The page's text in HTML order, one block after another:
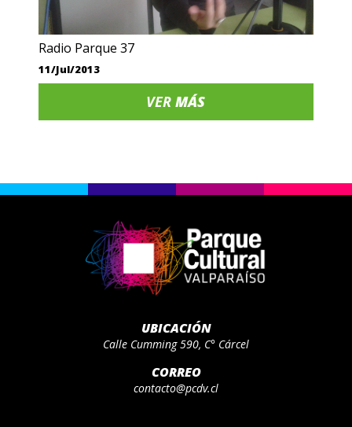
Radio Parque 37
11/Jul/2013
VERMÁS
UBICACIÓN
Calle Cumming 590, C° Cárcel
CORREO
contacto@pcdv.cl